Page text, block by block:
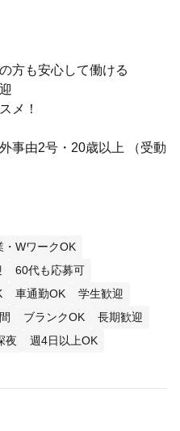
方も安心して働ける
メ！
事由2号・20歳以上 （受動
・WワークOK
60代も応募可
車通勤OK
学生歓迎
ブランクOK
長期歓迎
夜
週4日以上OK